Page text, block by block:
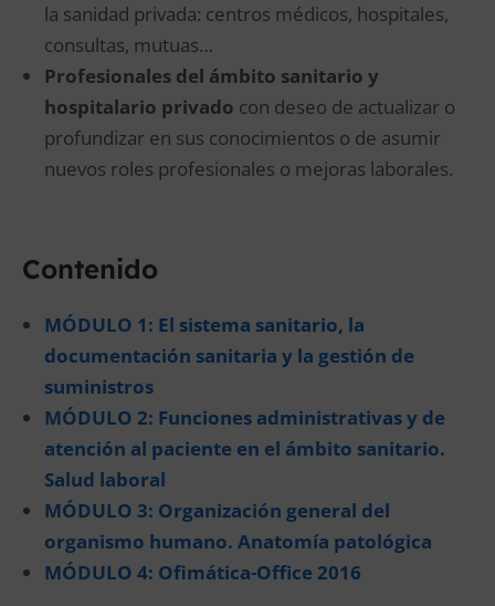
la sanidad privada: centros médicos, hospitales,
consultas, mutuas…
Profesionales del ámbito sanitario y
hospitalario privado con deseo de actualizar o
profundizar en sus conocimientos o de asumir
nuevos roles profesionales o mejoras laborales.
Contenido
MÓDULO 1: El sistema sanitario, la
documentación sanitaria y la gestión de
suministros
MÓDULO 2: Funciones administrativas y de
atención al paciente en el ámbito sanitario.
Salud laboral
MÓDULO 3: Organización general del
organismo humano. Anatomía patológica
MÓDULO 4: Ofimática-Office 2016